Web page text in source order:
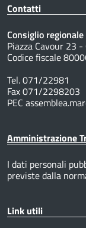
Contatti
Consiglio
Piazza Cavour 23
Codice fiscale
Tel. 071/22981
Fax 071/2298203
PEC
Amministrazione
I dati personali
previste dalla
Link utili